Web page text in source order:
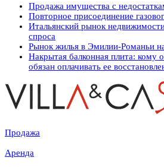
Продажа имущества с
Повторное присоединение
Итальянский рынок
спроса
Рынок жилья в Эмилии-Романьи
Накрытая балконная плита: кому
обязан оплачивать ее
Продажа
Аренда